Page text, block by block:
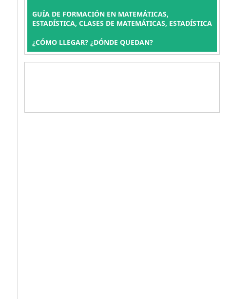
GUÍA DE FORMACIÓN EN MATEMÁTICAS,
ESTADÍSTICA, CLASES DE MATEMÁTICAS, ESTADÍSTICA
¿CÓMO LLEGAR? ¿DÓNDE QUEDAN?